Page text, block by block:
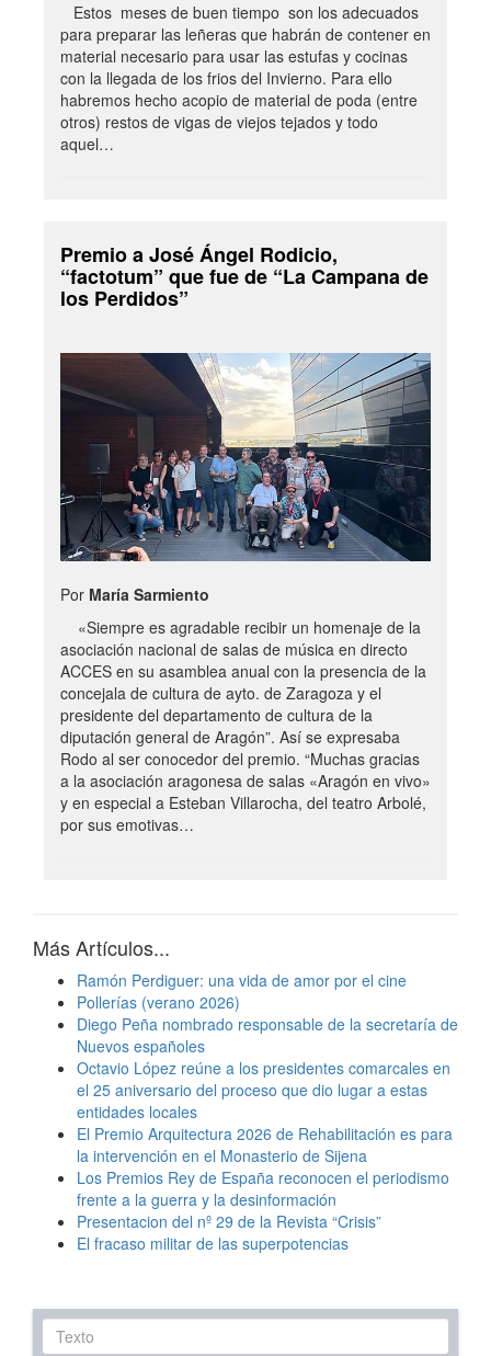
Estos meses de buen tiempo son los adecuados
para preparar las leñeras que habrán de contener en
material necesario para usar las estufas y cocinas
con la llegada de los frios del Invierno. Para ello
habremos hecho acopio de material de poda (entre
otros) restos de vigas de viejos tejados y todo
aquel…
Premio a José Ángel Rodicio,
“factotum” que fue de “La Campana de
los Perdidos”
Por María Sarmiento
«Siempre es agradable recibir un homenaje de la
asociación nacional de salas de música en directo
ACCES en su asamblea anual con la presencia de la
concejala de cultura de ayto. de Zaragoza y el
presidente del departamento de cultura de la
diputación general de Aragón”. Así se expresaba
Rodo al ser conocedor del premio. “Muchas gracias
a la asociación aragonesa de salas «Aragón en vivo»
y en especial a Esteban Villarocha, del teatro Arbolé,
por sus emotivas…
Más Artículos...
Ramón Perdiguer: una vida de amor por el cine
Pollerías (verano 2026)
Diego Peña nombrado responsable de la secretaría de
Nuevos españoles
Octavio López reúne a los presidentes comarcales en
el 25 aniversario del proceso que dio lugar a estas
entidades locales
El Premio Arquitectura 2026 de Rehabilitación es para
la intervención en el Monasterio de Sijena
Los Premios Rey de España reconocen el periodismo
frente a la guerra y la desinformación
Presentacion del nº 29 de la Revista “Crisis”
El fracaso militar de las superpotencias
Texto